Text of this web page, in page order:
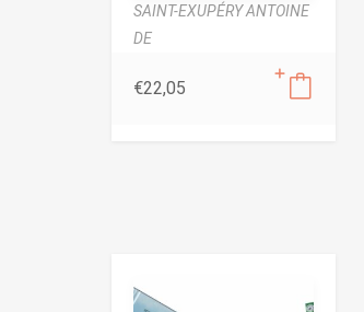
SAINT-EXUPÉRY ANTOINE
DE
€22,05